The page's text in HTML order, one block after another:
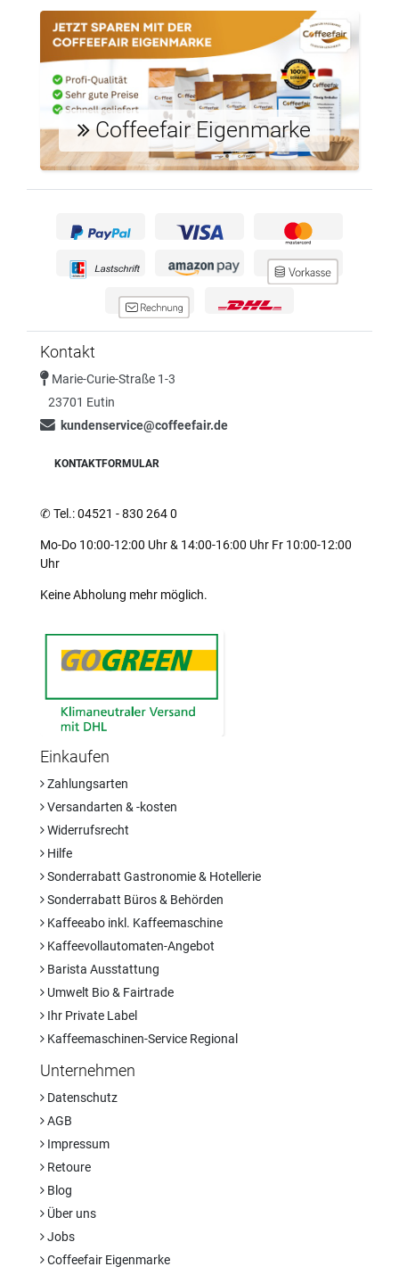
Coffeefair Eigenmarke
Kontakt
Marie-Curie-Straße 1-3
23701 Eutin
kundenservice@coffeefair.de
KONTAKTFORMULAR
✆Tel.: 04521 - 830 264 0
Mo-Do 10:00-12:00 Uhr & 14:00-16:00 Uhr Fr 10:00-12:00
Uhr
Keine Abholung mehr möglich.
Einkaufen
Zahlungsarten
Versandarten & -kosten
Widerrufsrecht
Hilfe
Sonderrabatt Gastronomie & Hotellerie
Sonderrabatt Büros & Behörden
Kaffeeabo inkl. Kaffeemaschine
Kaffeevollautomaten-Angebot
Barista Ausstattung
Umwelt Bio & Fairtrade
Ihr Private Label
Kaffeemaschinen-Service Regional
Unternehmen
Datenschutz
AGB
Impressum
Retoure
Blog
Über uns
Jobs
Coffeefair Eigenmarke